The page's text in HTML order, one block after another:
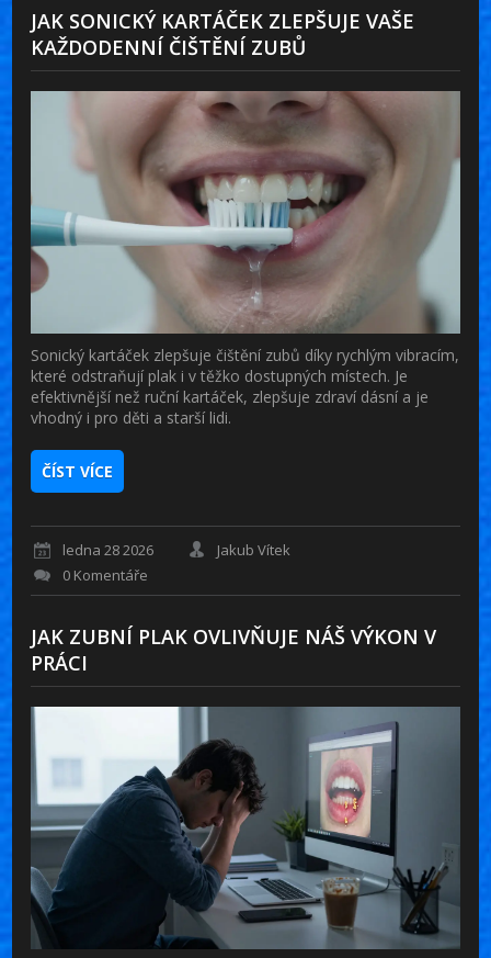
JAK SONICKÝ KARTÁČEK ZLEPŠUJE VAŠE
KAŽDODENNÍ ČIŠTĚNÍ ZUBŮ
Sonický kartáček zlepšuje čištění zubů díky rychlým vibracím,
které odstraňují plak i v těžko dostupných místech. Je
efektivnější než ruční kartáček, zlepšuje zdraví dásní a je
vhodný i pro děti a starší lidi.
ČÍST VÍCE
ledna 28 2026
Jakub Vítek
0 Komentáře
JAK ZUBNÍ PLAK OVLIVŇUJE NÁŠ VÝKON V
PRÁCI